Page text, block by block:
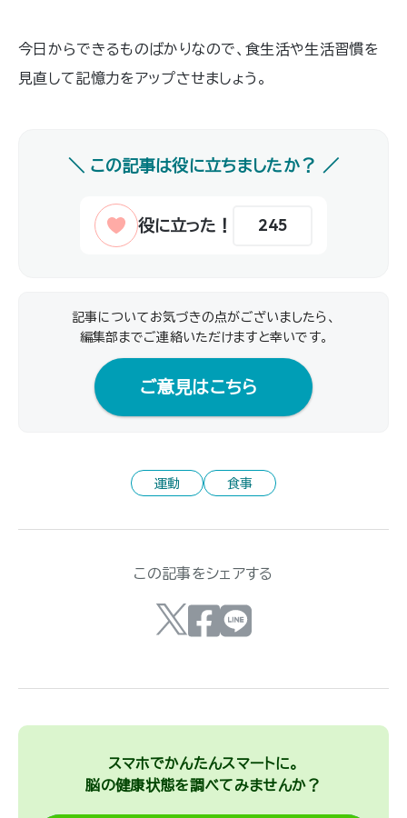
今日からできるものばかりなので、食生活や生活習慣を
見直して記憶力をアップさせましょう。
245
記事についてお気づきの点がございましたら、
編集部までご連絡いただけますと幸いです｡
ご意見はこちら
運動 食事
この記事をシェアする
スマホでかんたんスマートに。
脳の健康状態を調べてみませんか？